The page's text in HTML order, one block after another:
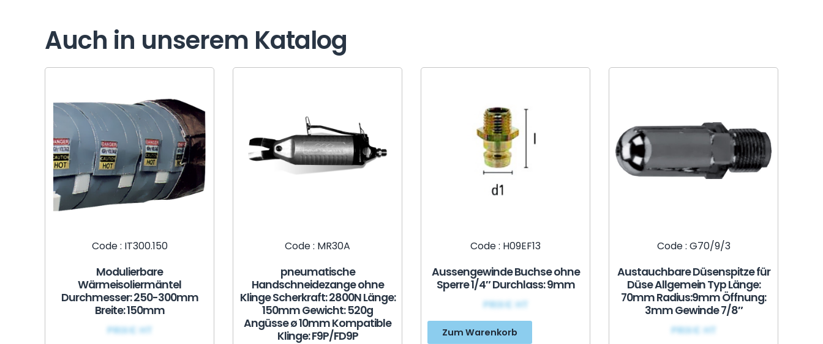
Auch in unserem Katalog
Code : IT300.150
Modulierbare
Wärmeisoliermäntel
Durchmesser: 250-300mm
Breite: 150mm
PRIX€ HT
Code : MR30A
pneumatische
Handschneidezange ohne
Klinge Scherkraft: 2800N Länge:
150mm Gewicht: 520g
Angüsse ø 10mm Kompatible
Klinge: F9P/FD9P
Code : H09EF13
Aussengewinde Buchse ohne
Sperre 1/4″ Durchlass: 9mm
PRIX€ HT
Zum Warenkorb
Code : G70/9/3
Austauchbare Düsenspitze für
Düse Allgemein Typ Länge:
70mm Radius:9mm Öffnung:
3mm Gewinde 7/8″
PRIX€ HT